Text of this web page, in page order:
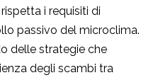
i requisiti di
passivo del microclima.
delle strategie che
degli scambi tra